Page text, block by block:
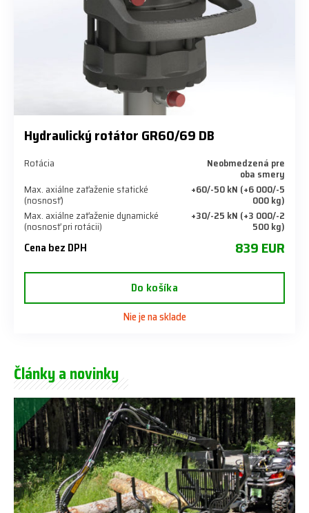
Hydraulický rotátor GR60/69 DB
Rotácia Neobmedzená pre
oba smery
Max. axiálne zaťaženie statické
(nosnosť)
+60/-50 kN (+6 000/-5
000 kg)
Max. axiálne zaťaženie dynamické
(nosnosť pri rotácii)
+30/-25 kN (+3 000/-2
500 kg)
Cena bez DPH 839 EUR
Do košíka
Nie je na sklade
Články a novinky